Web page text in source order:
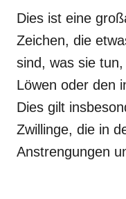
Dies ist eine
Zeichen, die
sind, was sie
Löwen oder den
Dies gilt
Zwillinge, die in
Anstrengungen